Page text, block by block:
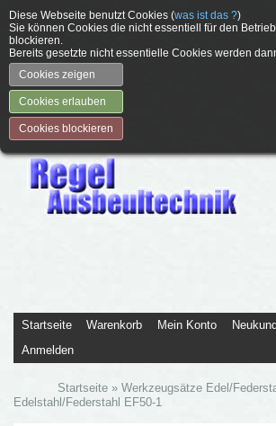
Diese Webseite benutzt Cookies (was ist das ?)
Sie können Cookies die nicht essentiell für den
blockieren.
Bereits gesetzte nicht essentielle Cookies werden
Cookies zeigen
Cookies erlauben
Cookies blockieren
Startseite Warenkorb Mein Konto
Anmelden
Startseite »Werkzeugsätze Edel/
Edelstahl/Federstahl EF50-1